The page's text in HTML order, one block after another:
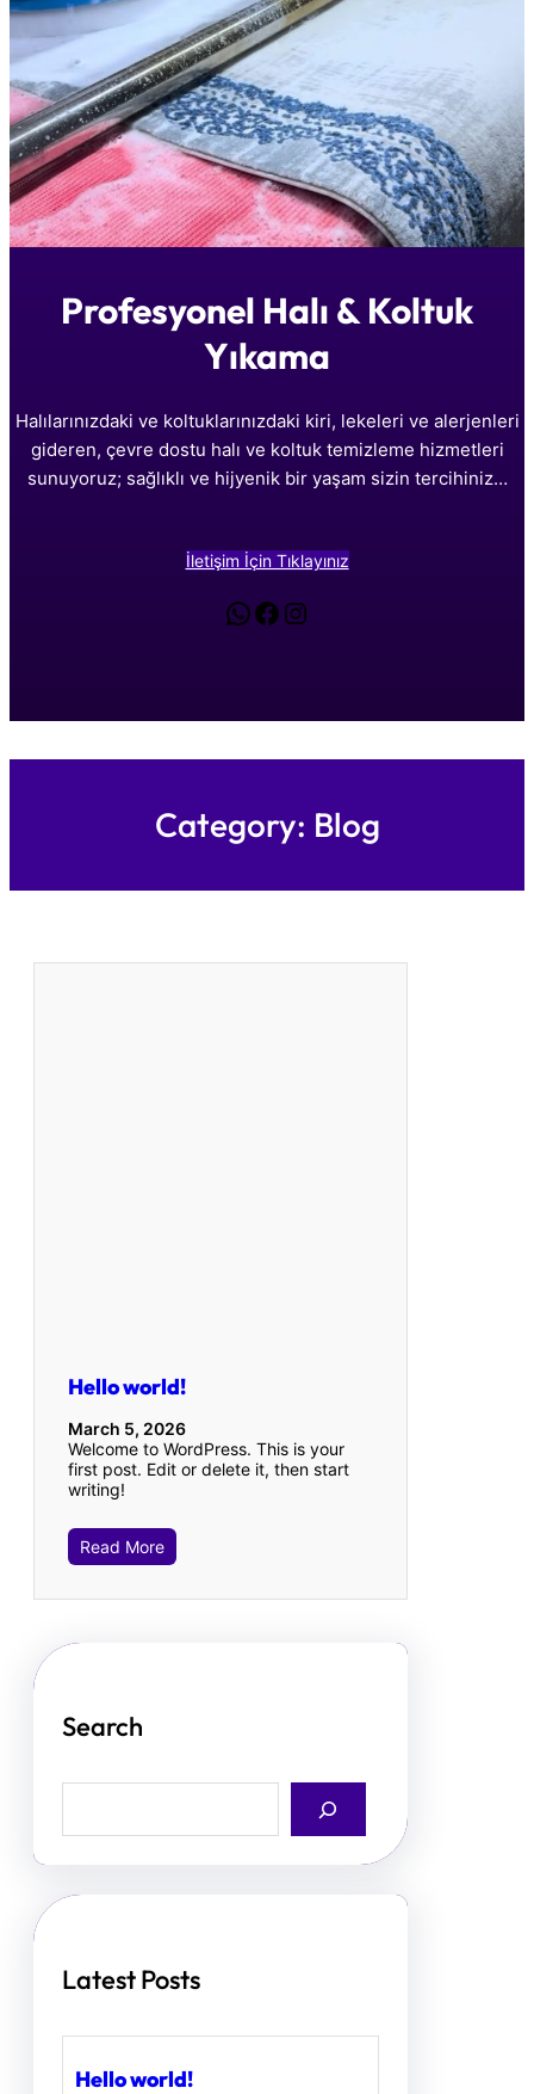
Profesyonel Halı & Koltuk
Yıkama
Halılarınızdaki ve koltuklarınızdaki kiri, lekeleri ve alerjenleri
gideren, çevre dostu halı ve koltuk temizleme hizmetleri
sunuyoruz; sağlıklı ve hijyenik bir yaşam sizin tercihiniz…
İletişim İçin Tıklayınız
WhatsApp Facebook Instagram
Category: Blog
Hello world!
March 5, 2026
Welcome to WordPress. This is your
first post. Edit or delete it, then start
writing!
Read More
Search
a
h
Latest Posts
Hello world!